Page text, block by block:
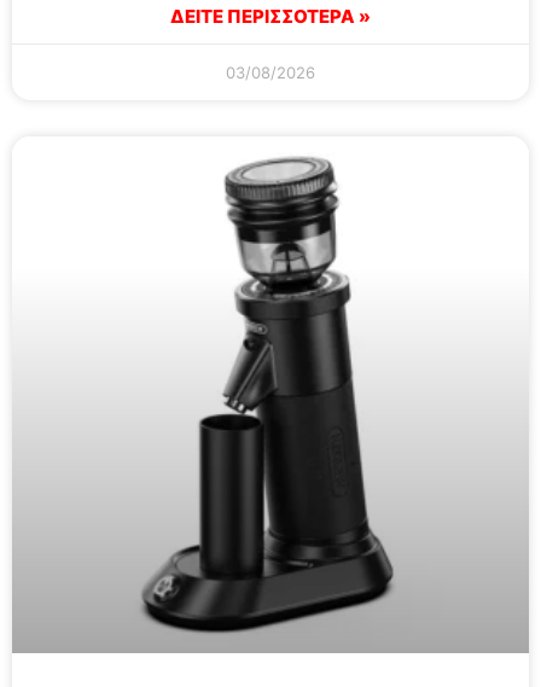
ΔΕΙΤΕ ΠΕΡΙΣΣΟΤΕΡΑ »
03/08/2026